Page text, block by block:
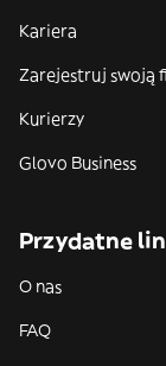
Kariera
Zarejestruj swoją
Kurierzy
Glovo Business
Przydatne
O nas
FAQ